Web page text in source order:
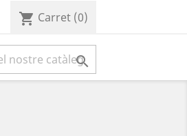
shopping_cart Carret (0)
